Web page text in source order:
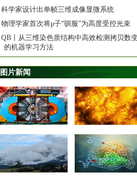
科学家设计出单帧三维成像显微系统
物理学家首次将μ子“驯服”为高度受控光束
QB丨从三维染色质结构中高效检测拷贝数
的机器学习方法
图片新闻